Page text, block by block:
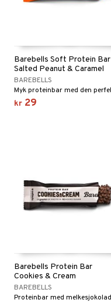
Barebells Soft Protein Bar
Salted Peanut & Caramel
BAREBELLS
kr 29
Barebells Protein Bar
Cookies & Cream
BAREBELLS